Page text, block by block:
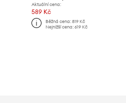
Aktuální cena:
589 Kč
Běžná cena: 819 Kč
Nejnižší cena: 619 Kč